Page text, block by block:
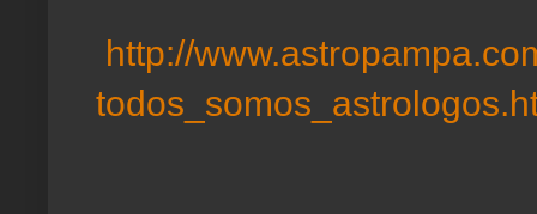
http://